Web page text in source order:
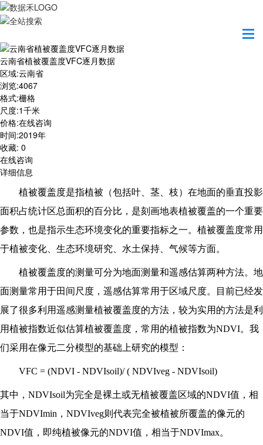
云南省植被覆盖度VFC逐月数据
区域:云南省
浏览:4067
格式:栅格
尺度:1千米
价格:在线咨询
时间:2019年
收藏: 0
在线咨询
详细信息
植被覆盖度是指植被（包括叶、茎、枝）在地面的垂直投影
面积占统计区总面积的百分比，是刻画地表植被覆盖的一个重要
参数，也是指示生态环境变化的重要指标之一。植被覆盖度常用
于植被变化、生态环境研究、水土保持、气候等方面。
植被覆盖度的测量可分为地面测量和遥感估算两种方法。地
面测量常用于田间尺度，遥感估算常用于区域尺度。目前已经发
展了很多利用遥感测量植被覆盖度的方法，较为实用的方法是利
用植被指数近似估算植被覆盖度，常用的植被指数为NDVI。我
们采用在像元二分模型的基础上研究的模型：
VFC = (NDVI - NDVIsoil)/ ( NDVIveg - NDVIsoil)
其中，NDVIsoil为完全是裸土或无植被覆盖区域的NDVI值，相
当于NDVImin，NDVIveg则代表完全被植被所覆盖的像元的
NDVI值，即纯植被像元的NDVI值，相当于NDVImax。